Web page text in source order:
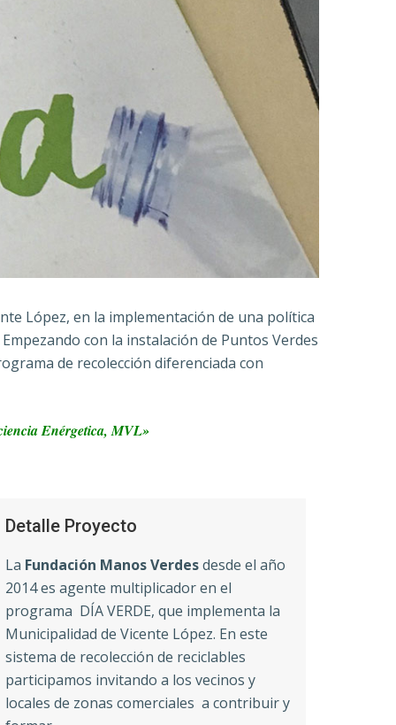
López, en la implementación de una política
con la instalación de Puntos Verdes
de recolección diferenciada con
Enérgetica, MVL»
Detalle Proyecto
La Fundación Manos Verdesdesde el año
2014 es agente multiplicador en el
programa DÍA VERDE, que implementa la
Municipalidad de Vicente López. En este
sistema de recolección de reciclables
participamos invitando a los vecinos y
locales de zonas comerciales a contribuir y